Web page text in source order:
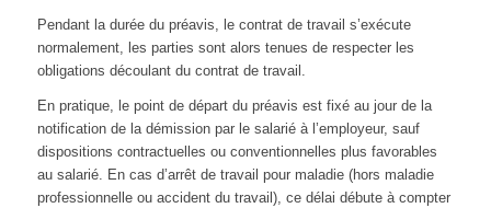
Pendant la durée du préavis, le contrat de travail s’exécute
normalement, les parties sont alors tenues de respecter les
obligations découlant du contrat de travail.
En pratique, le point de départ du préavis est fixé au jour de la
notification de la démission par le salarié à l’employeur, sauf
dispositions contractuelles ou conventionnelles plus favorables
au salarié. En cas d’arrêt de travail pour maladie (hors maladie
professionnelle ou accident du travail), ce délai débute à compter